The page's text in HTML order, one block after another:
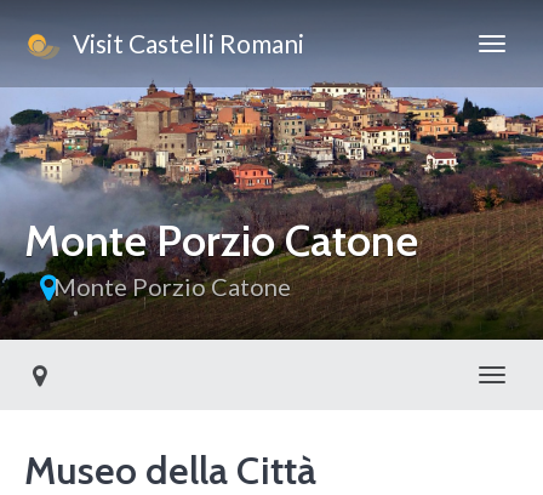
Visit Castelli Romani
This page can't load Google Maps correctly.
Do you own this website? OK
Monte Porzio Catone
Monte Porzio Catone
Museo della Città